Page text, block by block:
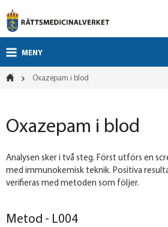
MENY
Oxazepam i blod
Oxazepam i blod
Analysen sker i två steg. Först utförs en
med immunokemisk teknik. Positiva
verifieras med metoden som följer.
Metod - L004